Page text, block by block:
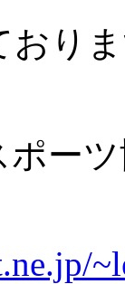
おり
ー